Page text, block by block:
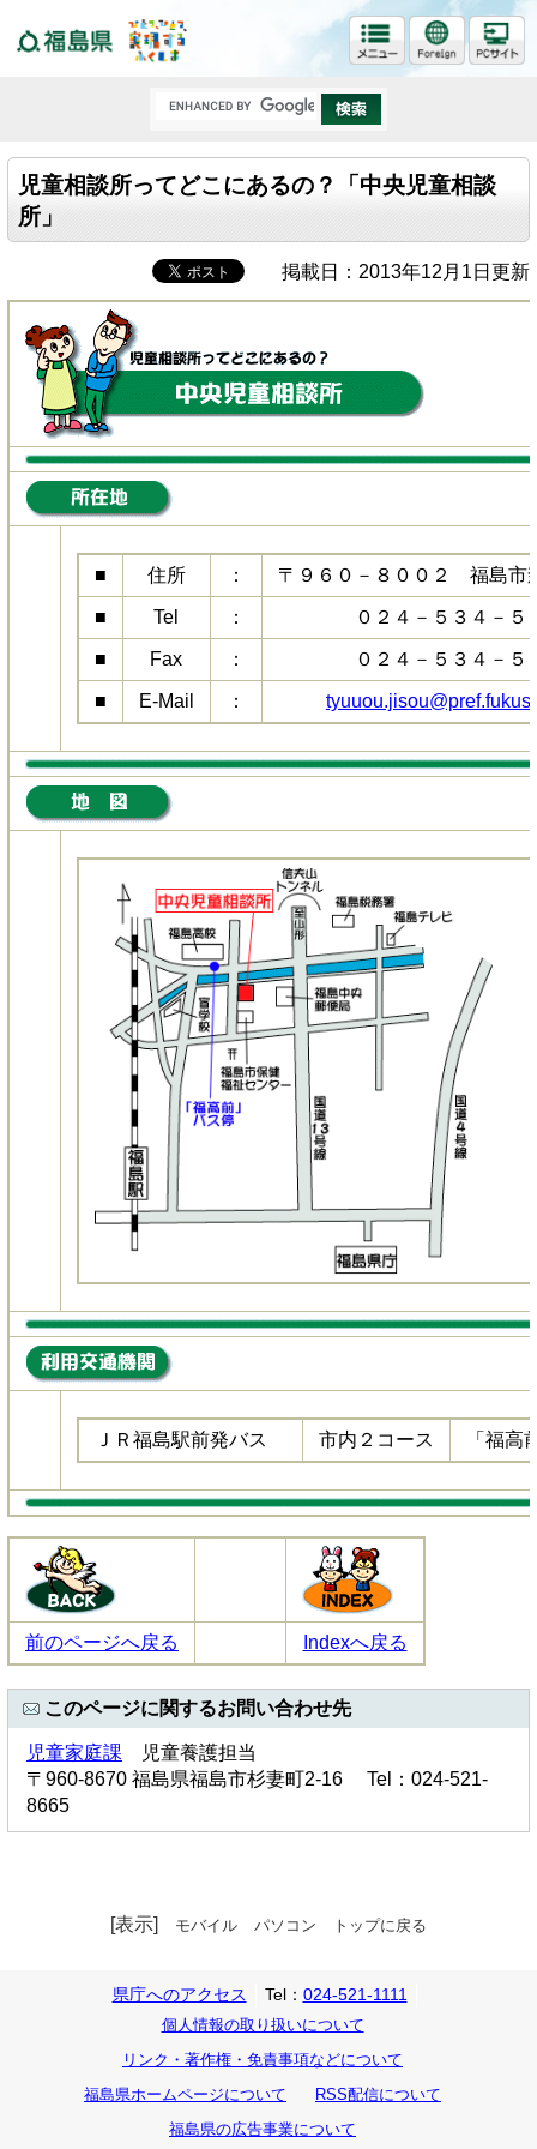
児童相談所ってどこにあるの？「中央児童相談
所」
掲載日：2013年12月1日更新
■ 住所 ： 〒９６０－８００２ 福島市
■ Tel ： ０２４－５３４－５
■ Fax ： ０２４－５３４－５
■ E-Mail ：
ＪＲ福島駅前発バス 市内２コース 「福高
前のページへ戻る Indexへ戻る
このページに関するお問い合わせ先
児童家庭課 児童養護担当
〒960-8670 福島県福島市杉妻町2-16 Tel：024-521-
8665
[表示] モバイル パソコン トップに戻る
県庁へのアクセス Tel： 024-521-1111
個人情報の取り扱いについて
リンク・著作権・免責事項などについて
福島県ホームページについて
RSS配信について
福島県の広告事業について